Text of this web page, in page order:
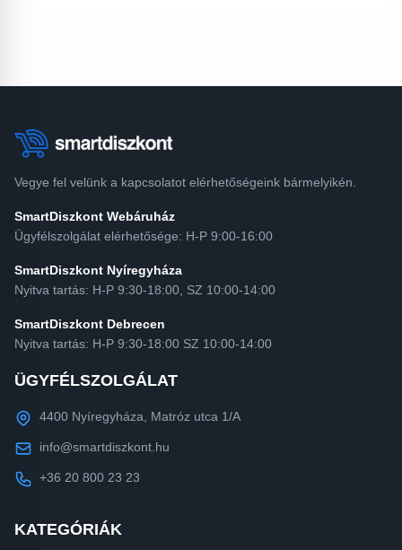
Vegye fel velünk a kapcsolatot elérhetőségeink bármelyikén.
SmartDiszkont Webáruház
Ügyfélszolgálat elérhetősége: H-P 9:00-16:00
SmartDiszkont Nyíregyháza
Nyitva tartás: H-P 9:30-18:00, SZ 10:00-14:00
SmartDiszkont Debrecen
Nyitva tartás: H-P 9:30-18:00 SZ 10:00-14:00
ÜGYFÉLSZOLGÁLAT
4400 Nyíregyháza, Matróz utca 1/A
info@smartdiszkont.hu
+36 20 800 23 23
KATEGÓRIÁK